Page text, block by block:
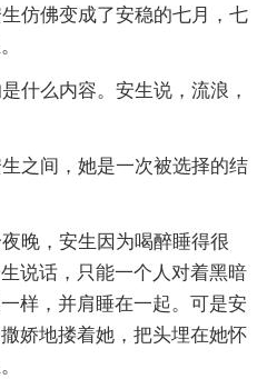
仿佛变成了安稳的七月，七
什么内容。安生说，流浪，
之间，她是一次被选择的结
晚，安生因为喝醉睡得很
说话，只能一个人对着黑暗
样，并肩睡在一起。可是安
娇地搂着她，把头埋在她怀